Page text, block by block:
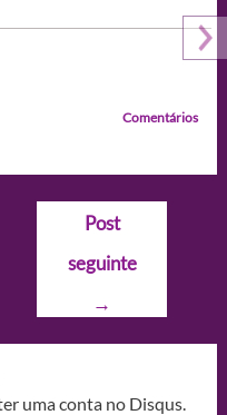
Comentários
Post
seguinte
→
uma conta no Disqus.